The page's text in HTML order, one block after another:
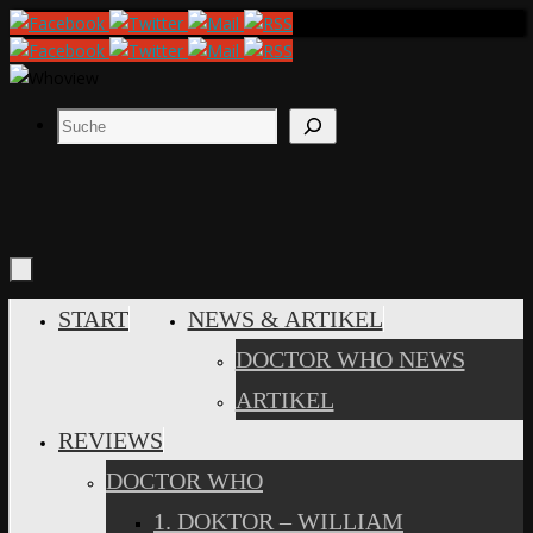
Zum
Inhalt
springen
Suchen
INHALT
START
NEWS & ARTIKEL
DOCTOR WHO NEWS
ARTIKEL
REVIEWS
DOCTOR WHO
1. DOKTOR – WILLIAM